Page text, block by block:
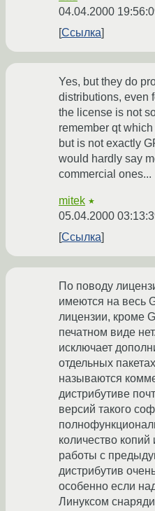
04.04.2000
Ссылка
Yes, but they do
distributions, even
the license is not
remember qt
but is not exactly
would hardly say
commercial ones...
mitek ★
05.04.2000
Ссылка
По поводу
имеются на весь
лицензии, кроме
печатном виде
исключает
отдельных
называются
дистрибутиве
версий такого
количество
работы с
дистрибутив
особенно если
Линуксом